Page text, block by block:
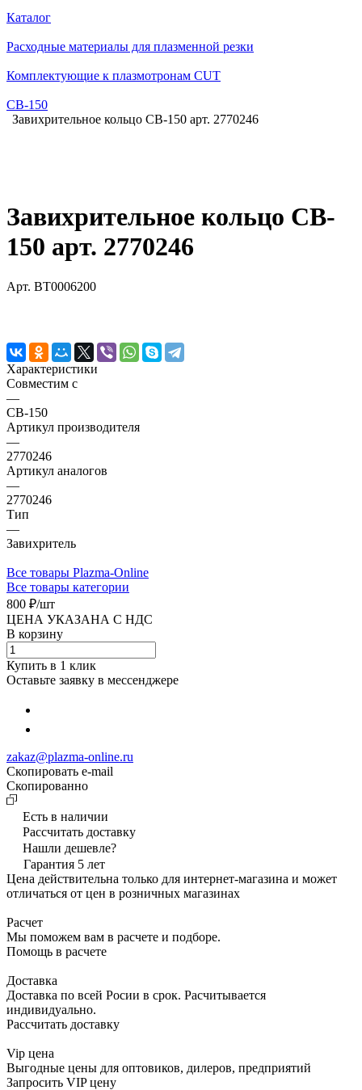
Каталог
Расходные материалы для плазменной резки
Комплектующие к плазмотронам CUT
СВ-150
Завихрительное кольцо CB-150 арт. 2770246
Завихрительное кольцо CB-
150 арт. 2770246
Арт. BT0006200
Характеристики
Совместим с
—
CB-150
Артикул производителя
—
2770246
Артикул аналогов
—
2770246
Тип
—
Завихритель
Все товары Plazma-Online
Все товары категории
800 ₽/шт
ЦЕНА УКАЗАНА С НДС
В корзину
Купить в 1 клик
Оставьте заявку в мессенджере
zakaz@plazma-online.ru
Скопировать e-mail
Cкопированно
Есть в наличии
Рассчитать доставку
Нашли дешевле?
Гарантия 5 лет
Цена действительна только для интернет-магазина и может
отличаться от цен в розничных магазинах
Расчет
Мы поможем вам в расчете и подборе.
Помощь в расчете
Доставка
Доставка по всей Росии в срок. Расчитывается
индивидуально.
Рассчитать доставку
Vip цена
Выгодные цены для оптовиков, дилеров, предприятий
Запросить VIP цену